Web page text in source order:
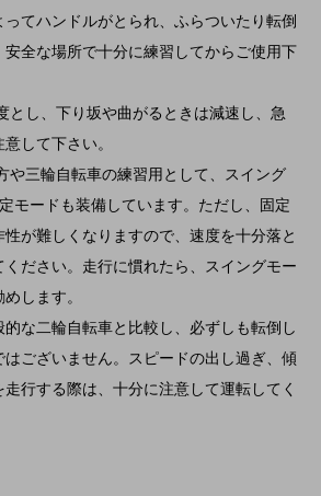
てハンドルがとられ、ふらついたり転倒
全な場所で十分に練習してからご使用下
とし、下り坂や曲がるときは減速し、急
して下さい。
や三輪自転車の練習用として、スイング
モードも装備しています。ただし、固定
が難しくなりますので、速度を十分落と
ください。走行に慣れたら、スイングモー
します。
的な二輪自転車と比較し、必ずしも転倒し
ございません。スピードの出し過ぎ、傾
行する際は、十分に注意して運転してく